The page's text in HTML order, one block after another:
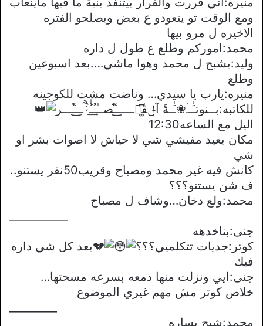
ومع الوقت تو يتعودو ع بعض ويصلحو الفتره
الاخيره ل مرو بيها
محمد:اموركم وطلع ع طول ل داره
وليد:يشبح ل محمد وهوا ماشي….بعد اسبوعين
وطلع
منيره:يارب يا سيدي… وناضت مشت للكوجينه
للكاتبه:بــنوتـَٰــۘ❀ـَٰـةً آݪقٰཻ͚͆ـــــ͒͜ـًصــٰـُ͢ـُٰཻــ͒͜ـًـــر
اليل مع الساعه12:30
مكان بعيد مفيشي شي لا حياش لا اصوات بشر او
شي
كانش فيه غير محمد ومصباح وقريب50نفر يستنو..
ف شن يستنو؟؟؟
محمد:ولع دخان…وشاف ل مصباح
جنى:بناخدهه
كوتر:جديات تتكلميي؟؟؟
بعد كل شي داره
فيك
جنى:ايي ونزلت منها دمعه بسرعه مسحتها…
خلاص كوتر مش مهم غيري الموضوع
محمد:شبح يساره